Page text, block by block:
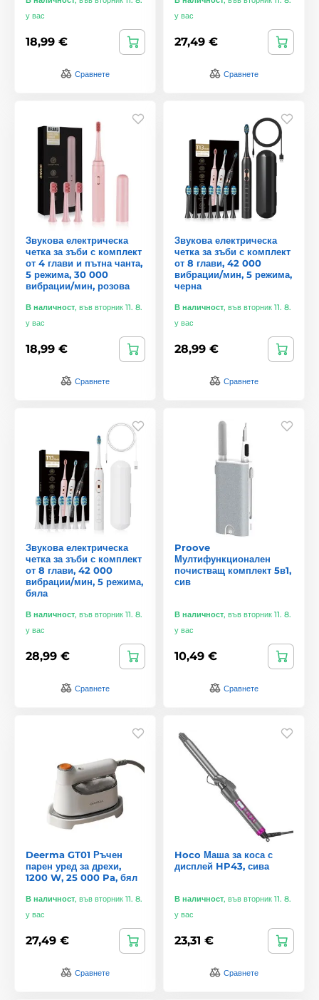
у вас
18,99 €
Сравнете
у вас
27,49 €
Сравнете
Звукова електрическа
четка за зъби с комплект
от 4 глави и пътна чанта,
5 режима, 30 000
вибрации/мин, розова
В наличност, във вторник 11. 8.
у вас
18,99 €
Сравнете
Звукова електрическа
четка за зъби с комплект
от 8 глави, 42 000
вибрации/мин, 5 режима,
черна
В наличност, във вторник 11. 8.
у вас
28,99 €
Сравнете
Звукова електрическа
четка за зъби с комплект
от 8 глави, 42 000
вибрации/мин, 5 режима,
бяла
В наличност, във вторник 11. 8.
у вас
28,99 €
Сравнете
Proove
Мултифункционален
почистващ комплект 5в1,
сив
В наличност, във вторник 11. 8.
у вас
10,49 €
Сравнете
Deerma GT01 Ръчен
парен уред за дрехи,
1200 W, 25 000 Pa, бял
В наличност, във вторник 11. 8.
у вас
27,49 €
Сравнете
Hoco Маша за коса с
дисплей HP43, сива
В наличност, във вторник 11. 8.
у вас
23,31 €
Сравнете